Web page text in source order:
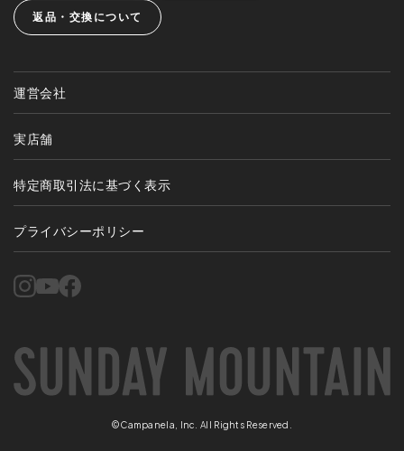
返品・交換について
運営会社
実店舗
特定商取引法に基づく表示
プライバシーポリシー
©Campanela, Inc. All Rights Reserved.